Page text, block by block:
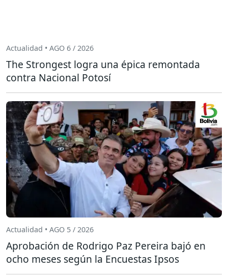
Actualidad • AGO 6 / 2026
The Strongest logra una épica remontada
contra Nacional Potosí
Actualidad • AGO 5 / 2026
Aprobación de Rodrigo Paz Pereira bajó en
ocho meses según la Encuestas Ipsos